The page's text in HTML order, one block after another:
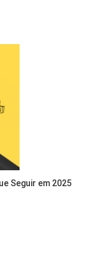
Seguir em 2025